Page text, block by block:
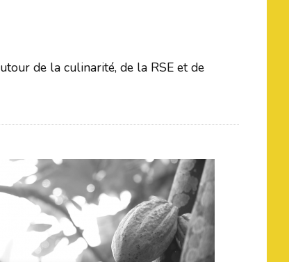
de la culinarité, de la RSE et de